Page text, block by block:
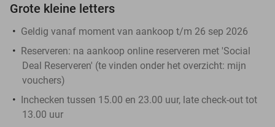
Grote kleine letters
Geldig vanaf moment van aankoop t/m 26 sep 2026
Reserveren: na aankoop online reserveren met 'Social
Deal Reserveren' (te vinden onder het overzicht: mijn
vouchers)
Inchecken tussen 15.00 en 23.00 uur, late check-out tot
13.00 uur